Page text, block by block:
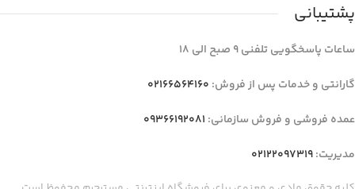
پشتیبانی
ساعات پاسخگویی تلفنی 9 صبح الی 18
گارانتی و خدمات پس از فروش: 02166564160
عمده فروشی و فروش سازمانی: 09366192081
مدیریت:02122097319